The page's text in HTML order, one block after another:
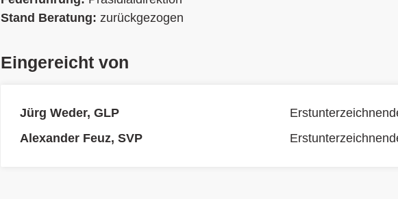
Stand Beratung: zurückgezogen
Eingereicht von
Jürg Weder, GLP
Alexander Feuz, SVP